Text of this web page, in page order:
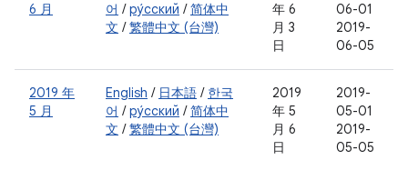
6 月
어 /ру́сский /简体中
文 /繁體中文 (台灣)
年 6
月 3
日
06-01
2019-
06-05
2019 年
5 月
English / 日本語 / 한국
어 /ру́сский /简体中
文 /繁體中文 (台灣)
2019
年 5
月 6
日
2019-
05-01
2019-
05-05